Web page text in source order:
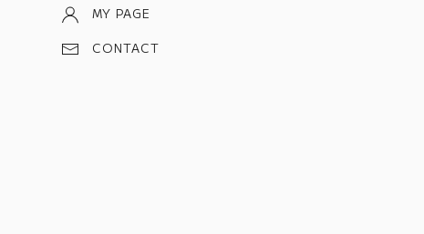
MY PAGE
CONTACT